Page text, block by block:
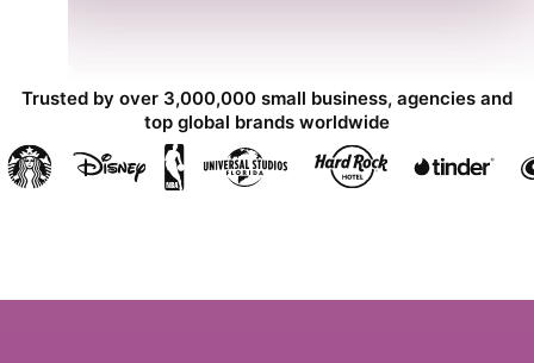
Trusted by over 3,000,000 small business, agencies and
top global brands worldwide